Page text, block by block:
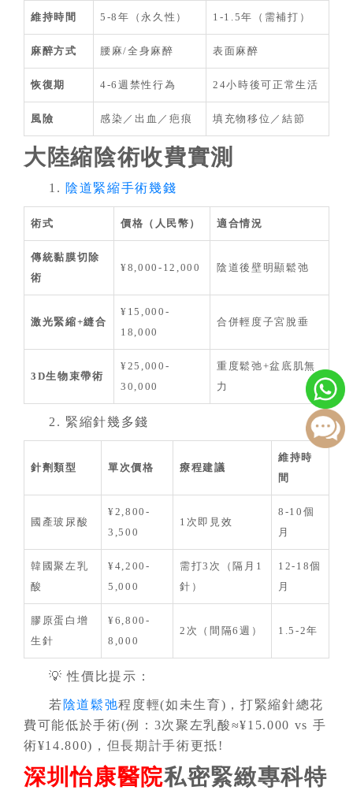
維持時間 5-8年（永久性） 1-1.5年（需補打）
麻醉方式 腰麻/全身麻醉 表面麻醉
恢復期 4-6週禁性行為 24小時後可正常生活
風險 感染／出血／疤痕 填充物移位／結節
大陸縮陰術收費實測
1. 陰道緊縮手術幾錢
術式 價格（人民幣） 適合情況
傳統黏膜切除
術
¥8,000-12,000 陰道後壁明顯鬆弛
激光緊縮+縫合
¥15,000-
18,000
合併輕度子宮脫垂
3D生物束帶術
¥25,000-
30,000
重度鬆弛+盆底肌無
力
2. 緊縮針幾多錢
針劑類型 單次價格 療程建議
維持時
間
國產玻尿酸
¥2,800-
3,500
1次即見效
8-10個
月
韓國聚左乳
酸
¥4,200-
5,000
需打3次（隔月1
針）
12-18個
月
膠原蛋白增
生針
¥6,800-
8,000
2次（間隔6週） 1.5-2年
💡 性價比提示：
若 陰道鬆弛程度輕(如未生育)，打緊縮針總花
費可能低於手術(例：3次聚左乳酸≈¥15.000 vs 手
術¥14.800)，但長期計手術更抵!
深圳怡康醫院私密緊緻專科特